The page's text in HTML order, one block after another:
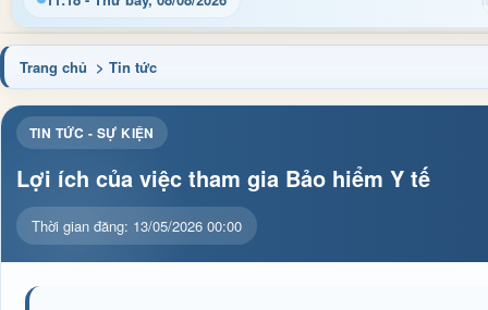
Trang chủ > Tin tức
TIN TỨC - SỰ KIỆN
Lợi ích của việc tham gia Bảo hiểm Y tế
Thời gian đăng: 13/05/2026 00:00